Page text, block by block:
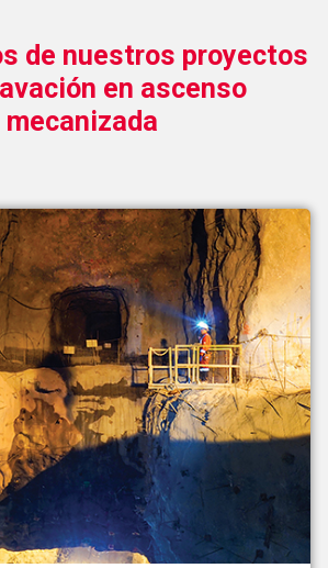
de nuestros proyectos
en ascenso
mecanizada